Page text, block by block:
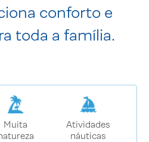
conforto e
toda a família.
Muita
Atividades
náuticas